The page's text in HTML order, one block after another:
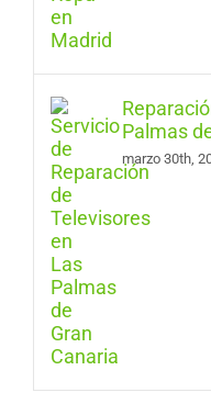
Palmas
marzo 30th,